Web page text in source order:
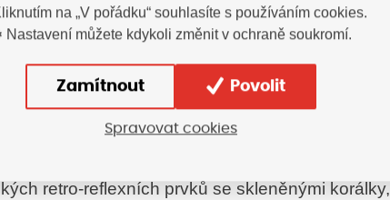
Popis
Ridgeback™ je navržena tak, aby snížila
zónách
připojení; udržuje stabilitu před a po
s tradičními typy zpomalovacích prahů
retro-reflexních prvků se skleněnými
na „V pořádku“ souhlasíte s používáním cookies.
Nastavení můžete kdykoli změnit v ochraně soukromí.
Zamítnout Povolit
Spravovat cookies